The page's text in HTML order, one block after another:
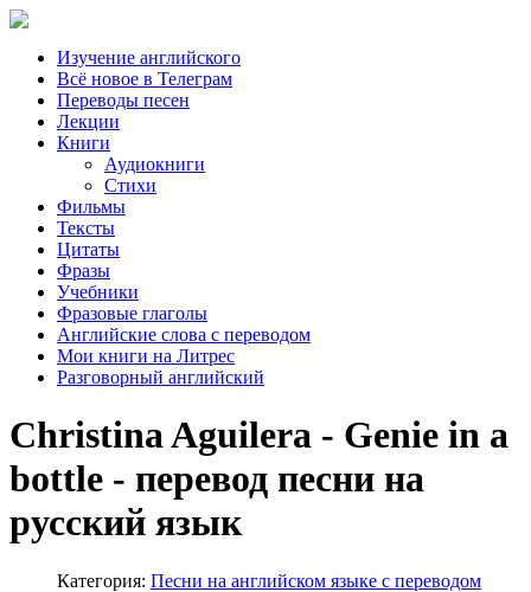
Изучение английского
Всё новое в Телеграм
Переводы песен
Лекции
Книги
Аудиокниги
Стихи
Фильмы
Тексты
Цитаты
Фразы
Учебники
Фразовые глаголы
Английские слова с переводом
Мои книги на Литрес
Разговорный английский
Christina Aguilera - Genie in a
bottle - перевод песни на
русский язык
Категория: Песни на английском языке с переводом